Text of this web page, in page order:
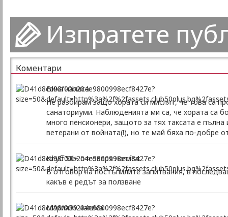
Изпратете
Коментари
Вика написа:
Не разбирам защо хората си мислят, че това са
санаториуми. Наблюденията ми са, че хората са
много пенсионери, защото за тях таксата е
ветерани от войната(!), но те май бяха по-добре
Клуб 50+ отговаря написа:
В отговор на постъпилите запитвания, в
какъв е редът за ползване
Мария99 написа: